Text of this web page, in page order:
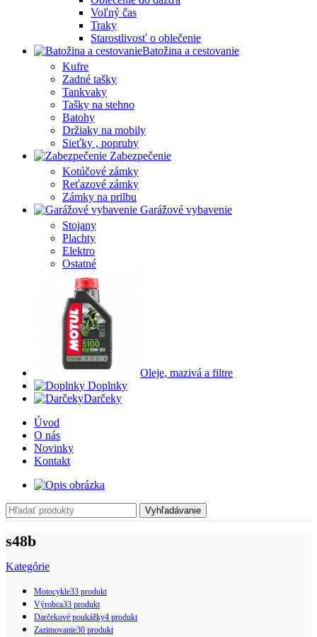
Voľný čas
Traky
Starostlivosť o oblečenie
Batožina a cestovanie
Kufre
Zadné tašky
Tankvaky
Tašky na stehno
Batohy
Držiaky na mobily
Sieťky , popruhy
Zabezpečenie
Kotúčové zámky
Reťazové zámky
Zámky na prilbu
Garážové vybavenie
Stojany
Plachty
Elektro
Ostatné
Oleje, mazivá a filtre
Doplnky
Darčeky
Úvod
O nás
Novinky
Kontakt
Vyhľadávanie
s48b
Kategórie
Motocykle33 produkt
Výrobca33 produkt
Darčekové poukážky4 produkt
Zazimovanie30 produkt